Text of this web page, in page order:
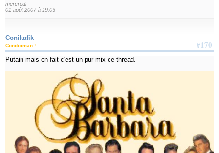
mercredi
01 août 2007 à 19:03
Conikafik
#170
Condorman !
Putain mais en fait c'est un pur mix ce thread.